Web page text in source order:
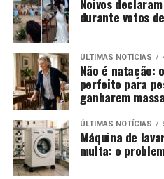
durante votos
ÚLTIMAS NOTÍCIAS
Não é natação:
perfeito para
ganharem
ÚLTIMAS NOTÍCIAS
Máquina de
multa: o